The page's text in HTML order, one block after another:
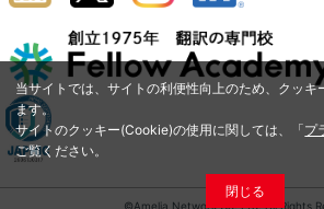
当サイトでは、サイトの利便性向上のため、クッ
ます。
サイトのクッキー(Cookie)の使用に関しては、「プ
ご覧ください。
閉じる
©Amelia Network Co.,Ltd. All Rights